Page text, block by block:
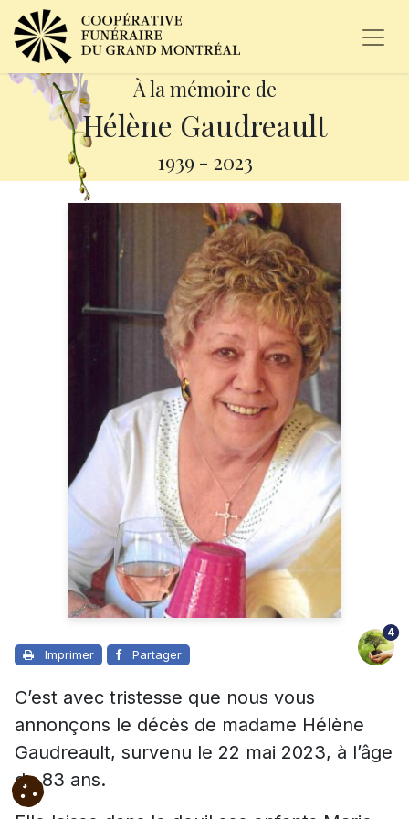
À la mémoire de
Hélène Gaudreault
1939 - 2023
Imprimer Partager
4
C’est avec tristesse que nous vous
annonçons le décès de madame Hélène
Gaudreault, survenu le 22 mai 2023, à l’âge
de 83 ans.